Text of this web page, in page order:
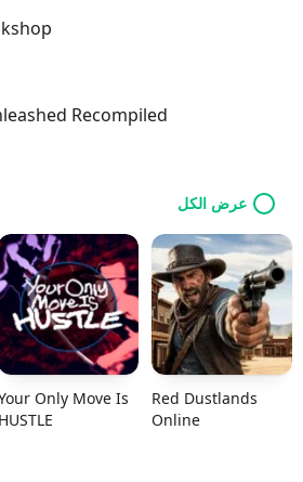
Recompiled
عرض الكل
Only Move Is
HUSTLE
Red Dustlands
Online